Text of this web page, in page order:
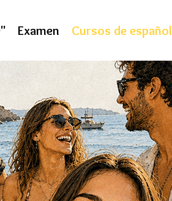
Examen Cursos de español